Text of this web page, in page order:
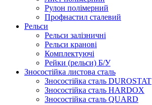
Рулон полімерний
Профнастил сталевий
Рельси
Рельси залізничні
Рельси кранові
Комплектуючі
Рейки (рельси) Б/У
Зносостійка листова сталь
Зносостійка сталь DUROSTAT
Зносостійка сталь HARDOX
Зносостійка сталь QUARD